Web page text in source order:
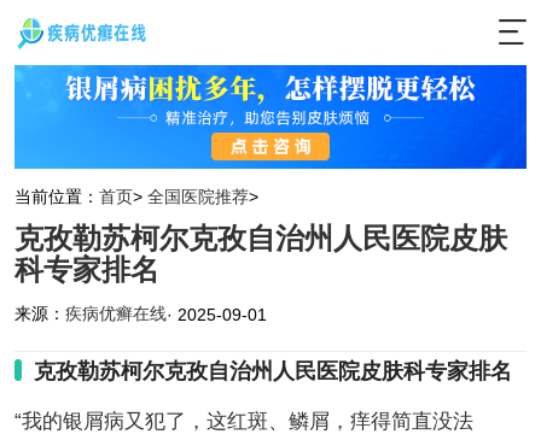
当前位置： 首页> 全国医院推荐>
克孜勒苏柯尔克孜自治州人民医院皮肤
科专家排名
来源： 疾病优癣在线· 2025-09-01
克孜勒苏柯尔克孜自治州人民医院皮肤科专家排名
“我的银屑病又犯了，这红斑、鳞屑，痒得简直没法